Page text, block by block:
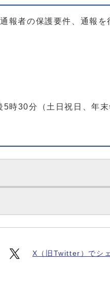
報者の保護要件、通報を
30分（土日祝日、年末
X（旧Twitter）でシ